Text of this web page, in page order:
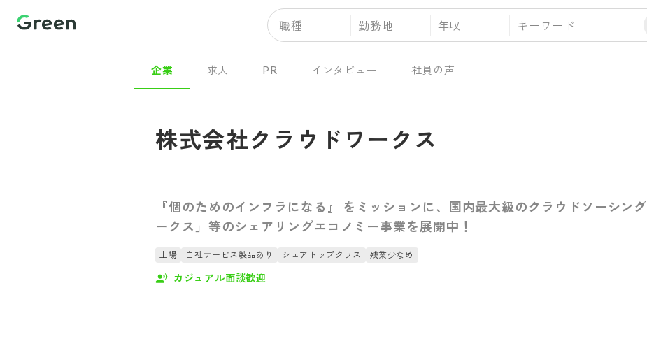
職種 勤務地 年収
企業 求人 PR インタビュー 社員の声
株式会社クラウドワークス
『個のためのインフラになる』 をミッションに、国内最大級のクラウドソーシン
ークス」等のシェアリングエコノミー事業を展開中！
上場 自社サービス製品あり シェアトップクラス 残業少なめ
カジュアル面談歓迎